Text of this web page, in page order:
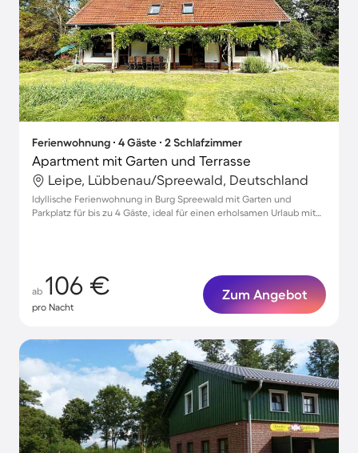
Ferienwohnung ∙ 4 Gäste ∙ 2 Schlafzimmer
Apartment mit Garten und Terrasse
Leipe, Lübbenau/Spreewald, Deutschland
Idyllische Ferienwohnung in Burg Spreewald mit Garten und
Parkplatz für bis zu 4 Gäste, ideal für einen erholsamen Urlaub mit
ab 106 €
pro Nacht
Zum Angebot